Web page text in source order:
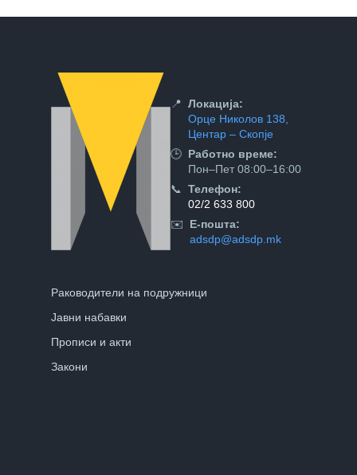
📍 Локација:
Орце Николов 138,
Центар – Скопје
🕒 Работно време:
Пон–Пет 08:00–16:00
📞 Телефон:
02/2 633 800
✉️
Е-пошта:
adsdp@adsdp.mk
Раководители на подружници
Јавни набавки
Прописи и акти
Закони